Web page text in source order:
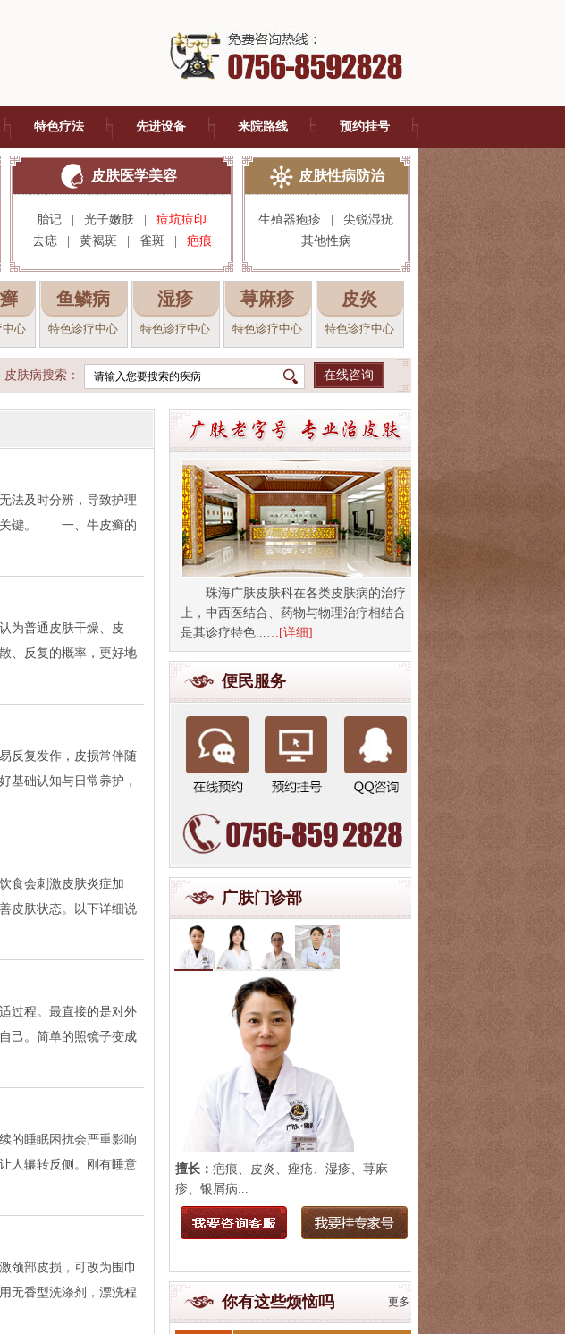
特色疗法 先进设备 来院路线 预约挂号
皮肤医学美容
胎记 光子嫩肤
痘坑痘印
去痣
黄褐斑 雀斑 疤痕
皮肤性病防治
生殖器疱疹
尖锐湿疣
其他性病
中心
鱼鳞病
特色诊疗中心
湿疹
特色诊疗中心
荨麻疹
特色诊疗中心
皮炎
特色诊疗中心
皮肤病搜索： 在线咨询
法及时分辨，导致护理
关键。 一、牛皮癣的
为普通皮肤干燥、皮
、反复的概率，更好地
反复发作，皮损常伴随
基础认知与日常养护，
食会刺激皮肤炎症加
皮肤状态。以下详细说
过程。最直接的是对外
己。简单的照镜子变成
的睡眠困扰会严重影响
人辗转反侧。刚有睡意
颈部皮损，可改为围巾
无香型洗涤剂，漂洗程
珠海广肤皮肤科在各类皮肤病的治疗
上，中西医结合、药物与物理治疗相结合
是其诊疗特色...…[详细]
便民服务
广肤门诊部
擅长： 疤痕、皮炎、痤疮、湿疹、荨麻
疹、银屑病...
你有这些烦恼吗 更多